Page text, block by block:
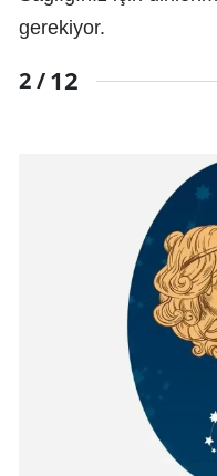
gerekiyor.
2 /12